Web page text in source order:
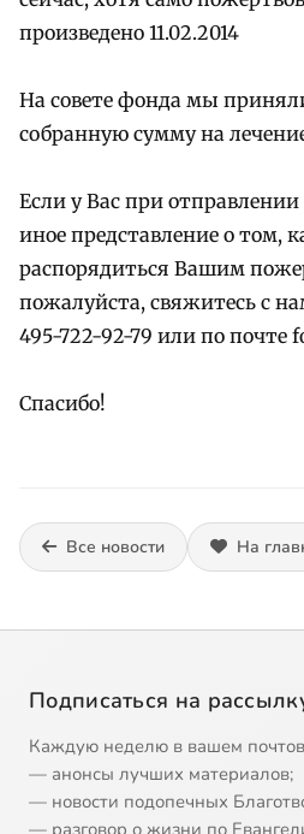
произведено 11.02.2014
На совете фонда мы
собранную сумму на
Если у Вас при
иное представление о том,
распорядиться Вашим
пожалуйста, свяжитесь с
495-722-92-79 или по почте
Спасибо!
Все новости На
Подписаться на
Каждую неделю в вашем
— анонсы лучших материалов;
— новости подопечных
— разговор о жизни по